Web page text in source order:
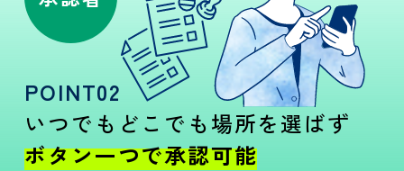
POINT02
いつでもどこでも場所を選ばず
ボタン一つで承認可能